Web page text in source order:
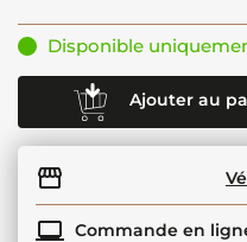
Disponible
Ajouter au
Commande en